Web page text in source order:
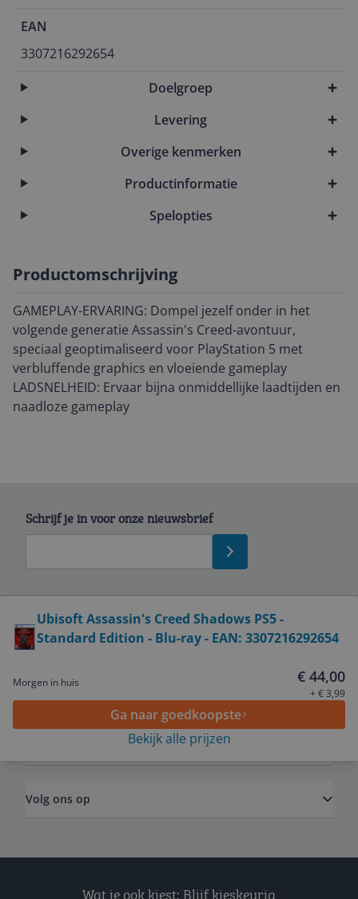
EAN
3307216292654
Doelgroep
Levering
Overige kenmerken
Productinformatie
Spelopties
Productomschrijving
GAMEPLAY-ERVARING: Dompel jezelf onder in het
volgende generatie Assassin's Creed-avontuur,
speciaal geoptimaliseerd voor PlayStation 5 met
verbluffende graphics en vloeiende gameplay
LADSNELHEID: Ervaar bijna onmiddellijke laadtijden en
naadloze gameplay
Ubisoft Assassin's Creed Shadows PS5 -
Standard Edition - Blu-ray - EAN: 3307216292654
Morgen in huis € 44,00
+ € 3,99
Ga naar goedkoopste
Bekijk alle prijzen
Schrijf je in voor onze nieuwsbrief
Service
Algemeen
Volg ons op
Wat je ook kiest: Blijf kieskeurig